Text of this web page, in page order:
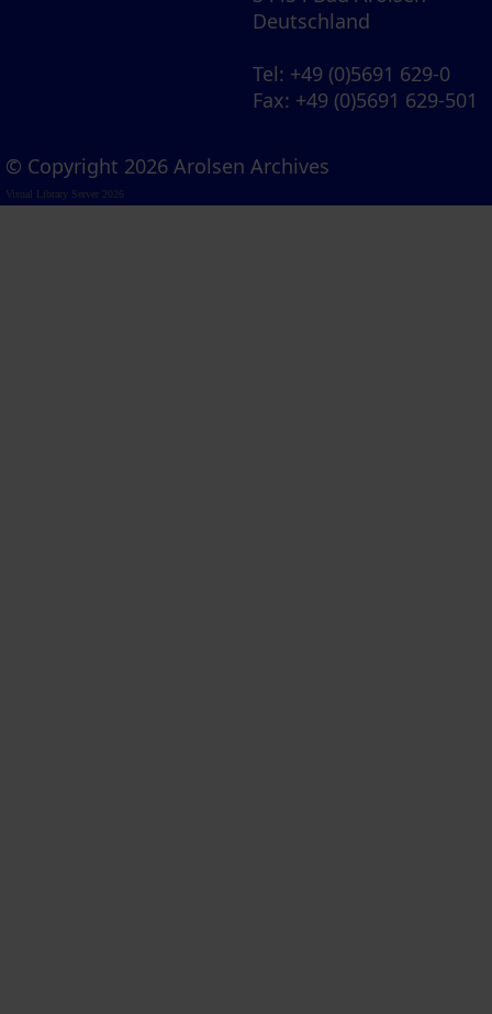
Deutschland
Tel: +49 (0)5691 629-0
Fax: +49 (0)5691 629-501
© Copyright 2026 Arolsen Archives
Visual Library Server 2026